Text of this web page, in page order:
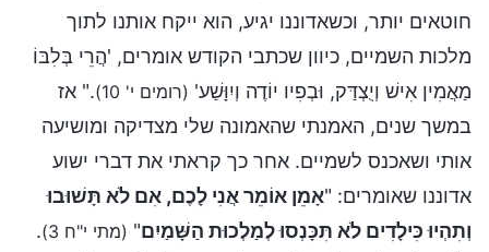
חוטאים יותר, וכשאדוננו יגיע, הוא ייקח אותנו לתוך
מלכות השמיים, כיוון שכתבי הקודש אומרים, 'הֲרֵי בְּלִבּוֹ
מַאֲמִין אִישׁ וְיֻצְדַּק, וּבְפִיו יוֹדֶה וְיִוָּשַׁע' (רומים י' 10)
." אז
במשך שנים, האמנתי שהאמונה שלי מצדיקה ומושיעה
אותי ושאכנס לשמיים. אחר כך קראתי את דברי ישוע
אדוננו שאומרים: "אָמֵן אוֹמֵר אֲנִי לָכֶם, אִם לֹא תָּשׁוּבוּ
וְתִהְיוּ כִּילָדִים לֹא תִּכָּנְסוּ לְמַלְכוּת הַשָּׁמַיִם" (מתי י"ח 3)
.